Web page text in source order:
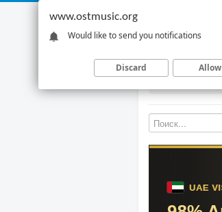
www.ostmusic.org
Would like to send you notifications
Discard Allow